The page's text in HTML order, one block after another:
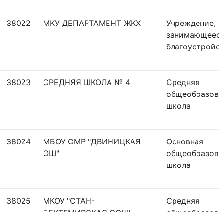
38022 МКУ ДЕПАРТАМЕНТ ЖКХ
Учреждение,
38023 СРЕДНЯЯ ШКОЛА № 4
Средняя
школа
38024
МБОУ СМР "ДВИНИЦКАЯ
ОШ"
Основная
школа
38025
МКОУ "СТАН-
Средняя